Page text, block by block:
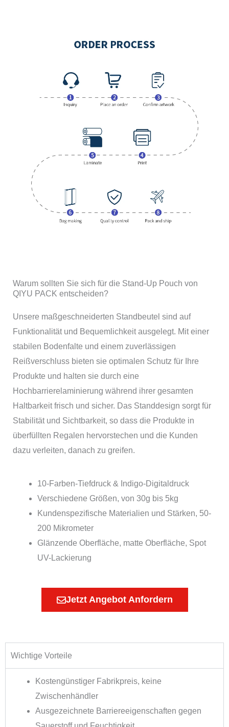
Warum sollten Sie sich für die Stand-Up Pouch von
QIYU PACK entscheiden?
Unsere maßgeschneiderten Standbeutel sind auf
Funktionalität und Bequemlichkeit ausgelegt. Mit einer
stabilen Bodenfalte und einem zuverlässigen
Reißverschluss bieten sie optimalen Schutz für Ihre
Produkte und halten sie durch eine
Hochbarrierelaminierung während ihrer gesamten
Haltbarkeit frisch und sicher. Das Standdesign sorgt für
Stabilität und Sichtbarkeit, so dass die Produkte in
überfüllten Regalen hervorstechen und die Kunden
dazu verleiten, danach zu greifen.
10-Farben-Tiefdruck & Indigo-Digitaldruck
Verschiedene Größen, von 30g bis 5kg
Kundenspezifische Materialien und Stärken, 50-
200 Mikrometer
Glänzende Oberfläche, matte Oberfläche, Spot
UV-Lackierung
Jetzt Angebot Anfordern
Wichtige Vorteile
Kostengünstiger Fabrikpreis, keine
Zwischenhändler
Ausgezeichnete Barriereeigenschaften gegen